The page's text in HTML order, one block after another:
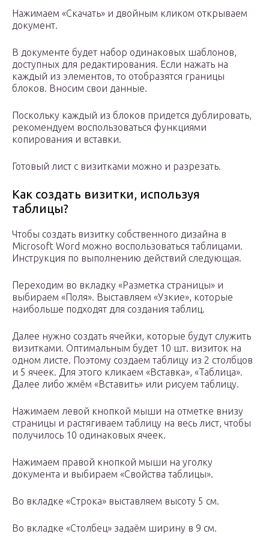
Нажимаем «Скачать» и двойным кликом открываем
документ.
В документе будет набор одинаковых шаблонов,
доступных для редактирования. Если нажать на
каждый из элементов, то отобразятся границы
блоков. Вносим свои данные.
Поскольку каждый из блоков придется дублировать,
рекомендуем воспользоваться функциями
копирования и вставки.
Готовый лист с визитками можно и разрезать.
Как создать визитки, используя
таблицы?
Чтобы создать визитку собственного дизайна в
Microsoft Word можно воспользоваться таблицами.
Инструкция по выполнению действий следующая.
Переходим во вкладку «Разметка страницы» и
выбираем «Поля». Выставляем «Узкие», которые
наибольше подходят для создания таблиц.
Далее нужно создать ячейки, которые будут служить
визитками. Оптимальным будет 10 шт. визиток на
одном листе. Поэтому создаем таблицу из 2 столбцов
и 5 ячеек. Для этого кликаем «Вставка», «Таблица».
Далее либо жмём «Вставить» или рисуем таблицу.
Нажимаем левой кнопкой мыши на отметке внизу
страницы и растягиваем таблицу на весь лист, чтобы
получилось 10 одинаковых ячеек.
Нажимаем правой кнопкой мыши на уголку
документа и выбираем «Свойства таблицы».
Во вкладке «Строка» выставляем высоту 5 см.
Во вкладке «Столбец» задаём ширину в 9 см.